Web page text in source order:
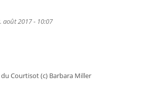
août 2017 - 10:07
Courtisot (c) Barbara Miller